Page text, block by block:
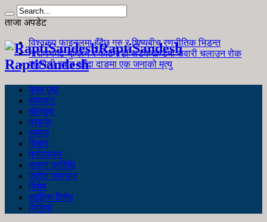
ताजा अपडेट
विश्वकप फाइनलमा हुँदैछ गुरु र शिष्यबीच रणनीतिक भिडन्त
नारायणगढ-मुग्लिन र काठमाडौं सडकखण्डमा सवारी चलाउन रोक
जङ्गली च्याउ खाँदा दाङमा एक जनाको मृत्यु
RaptiSandesh
RaptiSandesh
मुख्य पृष्ठ
समाचार
खेलकुद
प्रवास
समाज
विचार
मनोरञ्जन
सूचना प्रविधि
प्रदेश समाचार
विशेष
साहित्य विशेष
भिडियो